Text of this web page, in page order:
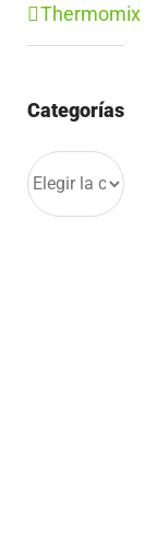
Thermomix
Categorías
Categorías